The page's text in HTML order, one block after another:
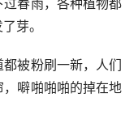
春雨，各种植物都
芽。
被粉刷一新，人们
噼啪啪啪的掉在地